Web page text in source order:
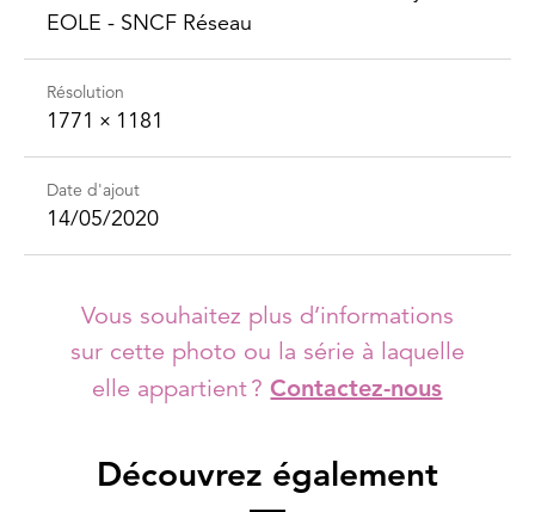
EOLE - SNCF Réseau
Résolution
1771 × 1181
Date d'ajout
14/05/2020
Vous souhaitez plus d’informations
sur cette photo ou la série à laquelle
elle appartient ? Contactez-nous
Découvrez également